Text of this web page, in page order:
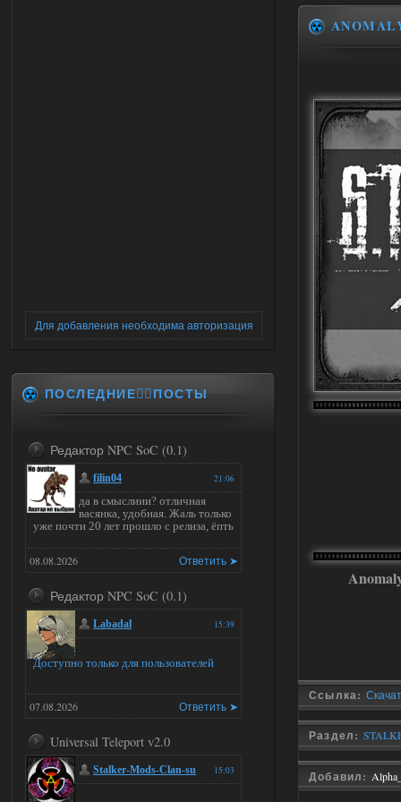
Ссылка:
Раздел:
Добавил:
Для добавления необходима авторизация
ПОСЛЕДНИЕ✍🏻ПОСТЫ
Редактор NPC SoC (0.1)
21:06
filin04
да в смыслиии? отличная
васянка, удобная. Жаль только
уже почти 20 лет прошло с релиза, ёпть
Ответить ➤
08.08.2026
Редактор NPC SoC (0.1)
15:39
Labadal
Доступно только для пользователей
Ответить ➤
07.08.2026
Universal Teleport v2.0
15:03
Stalker-Mods-Clan-su